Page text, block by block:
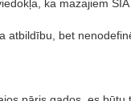
ka mazajiem SIA
atbildību, bet